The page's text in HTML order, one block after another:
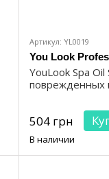
Артикул: YL0019
You Look
YouLook Spa
поврежденных
504 грн
В наличии